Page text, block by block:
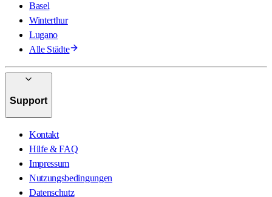
Basel
Winterthur
Lugano
Alle Städte
Support
Kontakt
Hilfe & FAQ
Impressum
Nutzungsbedingungen
Datenschutz